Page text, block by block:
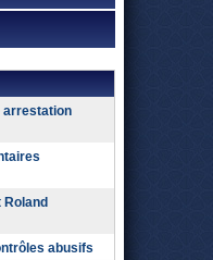
arrestation
abusifs